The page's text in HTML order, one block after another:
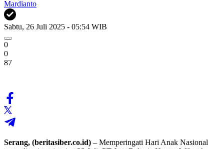
Mardianto
Sabtu, 26 Juli 2025 - 05:54 WIB
0
0
87
Serang, (beritasiber.co.id) – Memperingati Hari Anak Nasional